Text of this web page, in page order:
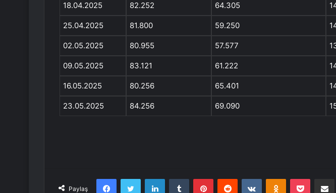
18.04.2025 82.252 64.305
25.04.2025 81.800 59.250
02.05.2025 80.955 57.577
09.05.2025 83.121 61.222
16.05.2025 80.256 65.401
23.05.2025 84.256 69.090
Paylaş
FacebookTwitter LinkedInTumblr PinterestReddit VKontakteOdnoklassniki
Pocket